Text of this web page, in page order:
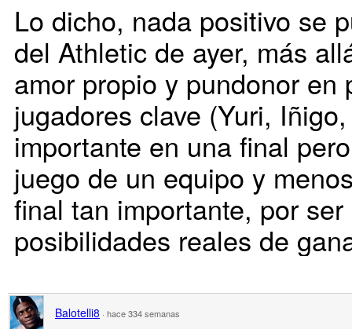
Lo dicho, nada positivo se
del Athletic de ayer, más
amor propio y pundonor en
jugadores clave (Yuri,
importante en una final
juego de un equipo y
final tan importante, por
posibilidades reales de
Balotelli8 · hace 334 semanas